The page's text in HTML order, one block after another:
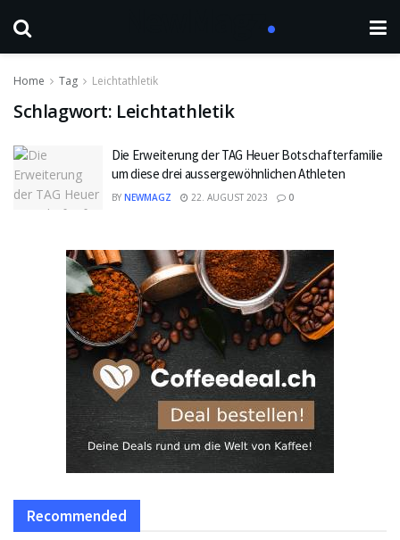
Home Tag Leichtathletik
Schlagwort: Leichtathletik
Die Erweiterung der TAG Heuer Botschafterfamilie
um diese drei aussergewöhnlichen Athleten
BY NEWMAGZ 22. AUGUST 2023 0
Recommended